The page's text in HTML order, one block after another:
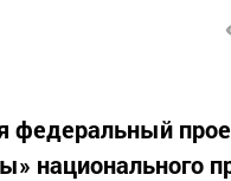
федеральный
национального